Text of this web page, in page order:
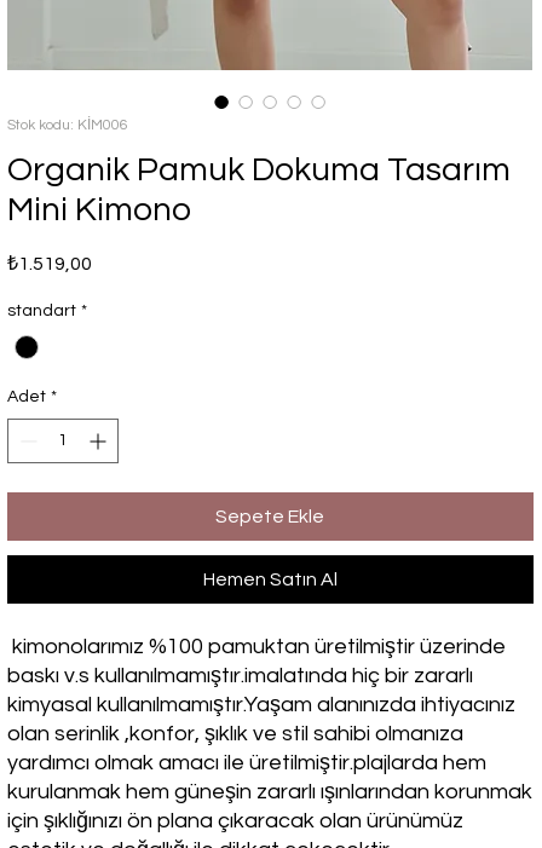
Stok kodu: KİM006
Organik Pamuk Dokuma Tasarım
Mini Kimono
₺1.519,00
standart *
Adet *
Sepete Ekle
Hemen Satın Al
kimonolarımız %100 pamuktan üretilmiştir üzerinde
baskı v.s kullanılmamıştır.imalatında hiç bir zararlı
kimyasal kullanılmamıştır.Yaşam alanınızda ihtiyacınız
olan serinlik ,konfor, şıklık ve stil sahibi olmanıza
yardımcı olmak amacı ile üretilmiştir.plajlarda hem
kurulanmak hem güneşin zararlı ışınlarından korunmak
için şıklığınızı ön plana çıkaracak olan ürünümüz